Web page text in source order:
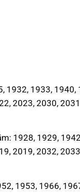
1932, 1933,
2023, 2030,
1928, 1929,
2019, 2032,
1953, 1966,